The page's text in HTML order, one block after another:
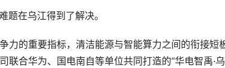
在乌江得到了解决。
的重要指标，清洁能源与智能算力之间的衔接短板
合华为、国电南自等单位共同打造的“华电智禹·